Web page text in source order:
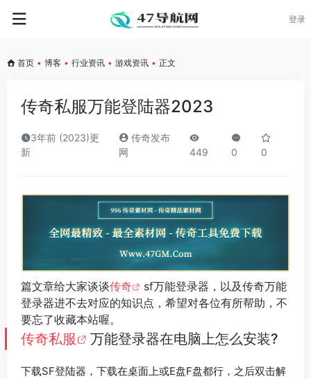
登录
首页 • 博客 • 行业资讯 • 游戏资讯 • 正文
传奇私服万能登陆器2023
3年前 (2023)更
新
传奇发布
网
449 0 0
篇文章给大家谈谈传奇
sf万能登录器，以及传奇万能
登录器进不去对应的知识点，希望对各位有所帮助，不
要忘了收藏本站喔。
传奇私服 万能登录器在电脑上怎么安装?
下载SF登陆器，下载在桌面上或E盘F盘都行，之后双击解